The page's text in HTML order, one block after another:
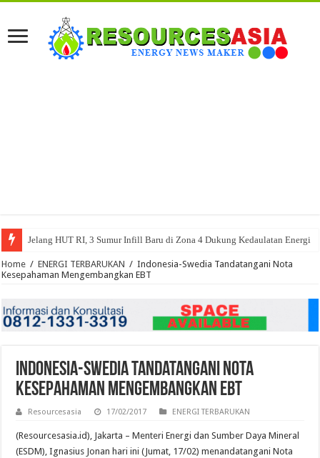
Jelang HUT RI, 3 Sumur Infill Baru di Zona 4 Dukung Kedaulatan Energi
Home / ENERGI TERBARUKAN / Indonesia-Swedia Tandatangani Nota
Kesepahaman Mengembangkan EBT
Indonesia-Swedia Tandatangani Nota
Kesepahaman Mengembangkan EBT
Resourcesasia 17/02/2017 ENERGI TERBARUKAN
(Resourcesasia.id), Jakarta – Menteri Energi dan Sumber Daya Mineral
(ESDM), Ignasius Jonan hari ini (Jumat, 17/02) menandatangani Nota